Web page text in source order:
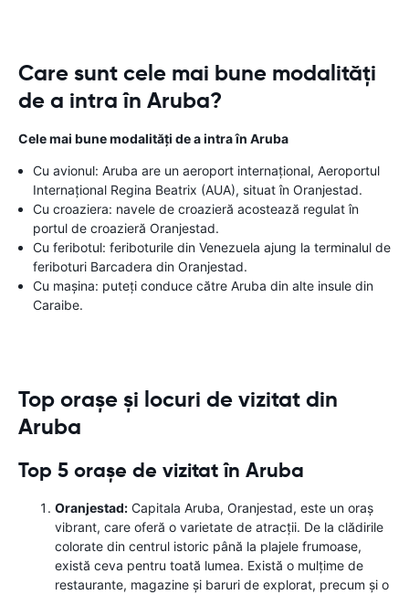
Care sunt cele mai bune modalități
de a intra în Aruba?
Cele mai bune modalități de a intra în Aruba
Cu avionul: Aruba are un aeroport internațional, Aeroportul
Internațional Regina Beatrix (AUA), situat în Oranjestad.
Cu croaziera: navele de croazieră acostează regulat în
portul de croazieră Oranjestad.
Cu feribotul: feriboturile din Venezuela ajung la terminalul de
feriboturi Barcadera din Oranjestad.
Cu mașina: puteți conduce către Aruba din alte insule din
Caraibe.
Top orașe și locuri de vizitat din
Aruba
Top 5 orașe de vizitat în Aruba
Oranjestad: Capitala Aruba, Oranjestad, este un oraș
vibrant, care oferă o varietate de atracții. De la clădirile
colorate din centrul istoric până la plajele frumoase,
există ceva pentru toată lumea. Există o mulțime de
restaurante, magazine și baruri de explorat, precum și o